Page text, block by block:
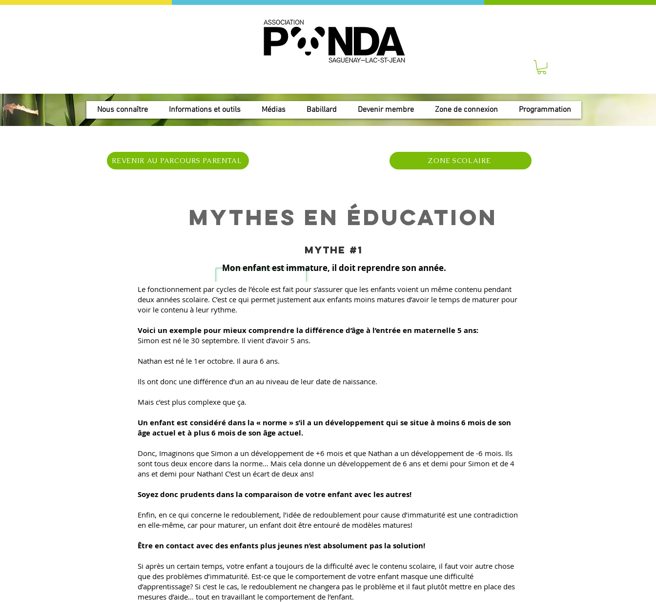
Nous connaître Informations et outils Médias Babillard Devenir membre Zone de connexion Programmation
REVENIR AU PARCOURS PARENTAL
Mythes en éducation
ZONE SCOLAIRE
mythe #1
Mon enfant est immature, il doit reprendre son année.
Le fonctionnement par cycles de l’école est fait pour s’assurer que les enfants voient un même contenu pendant
deux années scolaire. C’est ce qui permet justement aux enfants moins matures d’avoir le temps de maturer pour
voir le contenu à leur rythme.
Voici un exemple pour mieux comprendre la différence d’âge à l’entrée en maternelle 5 ans:
Simon est né le 30 septembre. Il vient d’avoir 5 ans.
Nathan est né le 1er octobre. Il aura 6 ans.
Ils ont donc une différence d’un an au niveau de leur date de naissance.
Mais c’est plus complexe que ça.
Un enfant est considéré dans la « norme » s’il a un développement qui se situe à moins 6 mois de son
âge actuel et à plus 6 mois de son âge actuel.
Donc, Imaginons que Simon a un développement de +6 mois et que Nathan a un développement de -6 mois. Ils
sont tous deux encore dans la norme… Mais cela donne un développement de 6 ans et demi pour Simon et de 4
ans et demi pour Nathan! C’est un écart de deux ans!
Soyez donc prudents dans la comparaison de votre enfant avec les autres!
Enfin, en ce qui concerne le redoublement, l’idée de redoublement pour cause d’immaturité est une contradiction
en elle-même, car pour maturer, un enfant doit être entouré de modèles matures!
Être en contact avec des enfants plus jeunes n’est absolument pas la solution!
Si après un certain temps, votre enfant a toujours de la difficulté avec le contenu scolaire, il faut voir autre chose
que des problèmes d’immaturité. Est-ce que le comportement de votre enfant masque une difficulté
d’apprentissage? Si c’est le cas, le redoublement ne changera pas le problème et il faut plutôt mettre en place des
mesures d’aide… tout en travaillant le comportement de l’enfant.